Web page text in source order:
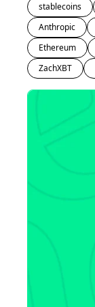
stablecoins
Anthropic
Ethereum
ZachXBT